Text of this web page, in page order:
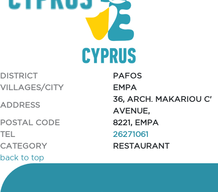
DISTRICT
PAFOS
VILLAGES/CITY
EMPA
ADDRESS
36, ARCH. MAKARIOU C'
AVENUE,
POSTAL CODE
8221, EMPA
TEL
26271061
CATEGORY
RESTAURANT
back to top